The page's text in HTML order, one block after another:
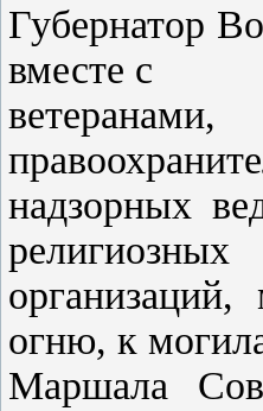
Губернатор
вместе с
надзорных
религиозных
огню, к
Маршала